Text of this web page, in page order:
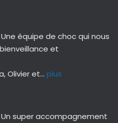
Une équipe de choc qui nous
et
Olivier et... plus
Un super accompagnement